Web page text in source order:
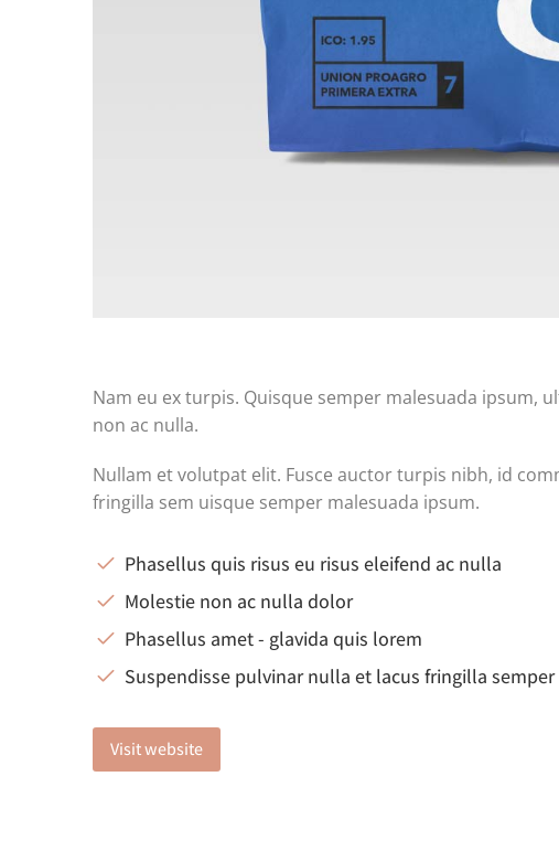
Nam eu ex turpis. Quisque semper malesuada ipsum,
non ac nulla.
Nullam et volutpat elit. Fusce auctor turpis nibh, id
fringilla sem uisque semper malesuada ipsum.
Phasellus quis risus eu risus eleifend ac nulla
Molestie non ac nulla dolor
Phasellus amet - glavida quis lorem
Suspendisse pulvinar nulla et lacus fringilla semper
Visit website